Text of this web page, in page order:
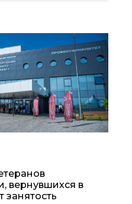
вернувшихся в
занятость